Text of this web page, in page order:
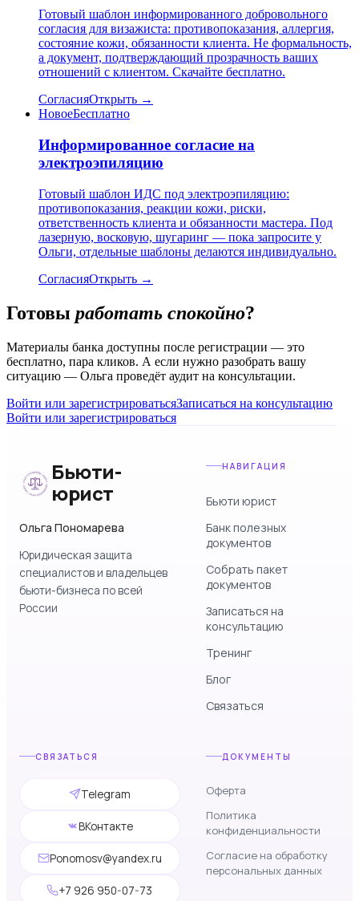
Готовый шаблон информированного добровольного
согласия для визажиста: противопоказания, аллергия,
состояние кожи, обязанности клиента. Не формальность,
а документ, подтверждающий прозрачность ваших
отношений с клиентом. Скачайте бесплатно.
СогласияОткрыть →
НовоеБесплатно
Информированное согласие на
электроэпиляцию
Готовый шаблон ИДС под электроэпиляцию:
противопоказания, реакции кожи, риски,
ответственность клиента и обязанности мастера. Под
лазерную, восковую, шугаринг — пока запросите у
Ольги, отдельные шаблоны делаются индивидуально.
СогласияОткрыть →
Готовы работать спокойно?
Материалы банка доступны после регистрации — это
бесплатно, пара кликов. А если нужно разобрать вашу
ситуацию — Ольга проведёт аудит на консультации.
Войти или зарегистрироватьсяЗаписаться на консультацию
Войти или зарегистрироваться
Бьюти-
юрист
Ольга Пономарева
Юридическая защита
специалистов и владельцев
бьюти-бизнеса по всей
России
НАВИГАЦИЯ
Бьюти юрист
Банк полезных
документов
Собрать пакет
документов
Записаться на
консультацию
Тренинг
Блог
Связаться
СВЯЗАТЬСЯ
Telegram
ВКонтакте
Ponomosv@yandex.ru
+7 926 950-07-73
ДОКУМЕНТЫ
Оферта
Политика
конфиденциальности
Согласие на обработку
персональных данных